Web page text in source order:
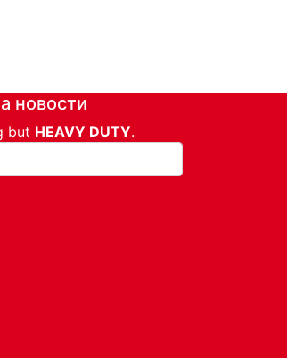
новости
but HEAVY DUTY.